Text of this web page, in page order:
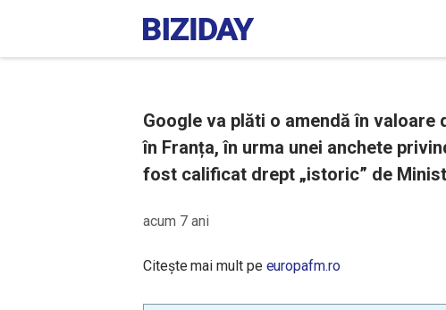
Google va plăti o amendă în valoare
în Franța, în urma unei anchete
fost calificat drept „istoric” de
acum 7 ani
Citește mai mult pe europafm.ro